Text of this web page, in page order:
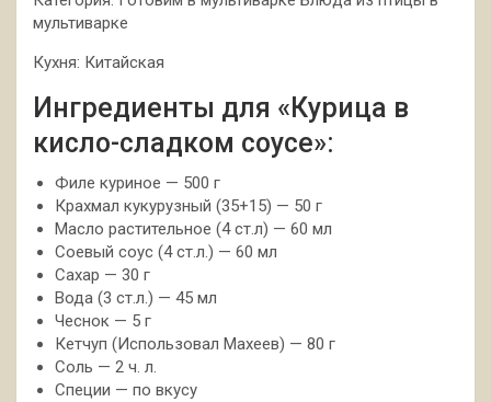
мультиварке
Кухня: Китайская
Ингредиенты для «Курица в
кисло-сладком соусе»:
Филе куриное — 500 г
Крахмал кукурузный (35+15) — 50 г
Масло растительное (4 ст.л) — 60 мл
Соевый соус (4 ст.л.) — 60 мл
Сахар — 30 г
Вода (3 ст.л.) — 45 мл
Чеснок — 5 г
Кетчуп (Использовал Махеев) — 80 г
Соль — 2 ч. л.
Специи — по вкусу